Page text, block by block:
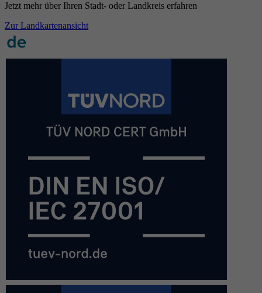
Jetzt mehr über Ihren Stadt- oder Landkreis erfahren
Zur Landkartenansicht